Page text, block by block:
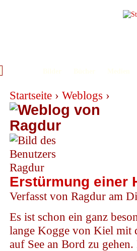
Startseite › Weblogs ›
Erstürmung einer
Verfasst von Ragdur am
Es ist schon ein ganz
lange Kogge von Kiel mit
auf See an Bord zu